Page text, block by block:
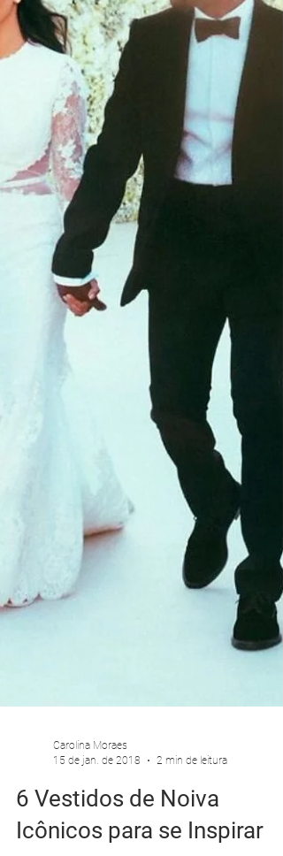
casamentos clássicos
Muitas noivas imaginam um vestido
do tradicional para seu casamento, pensam
em um milhão de modernizações, mas
chegam na prova...